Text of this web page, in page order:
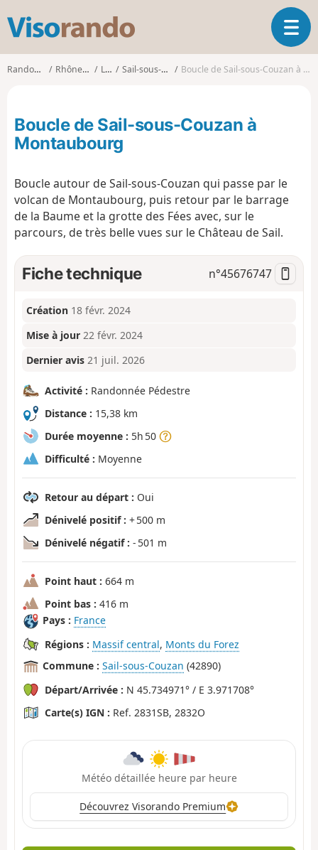
s
o
d
O
u
i
n
Randonnées Rhône-Alpes Loire Sail-sous-Couzan Boucle de Sail-sous-Couzan à Montaubourg
Boucle de Sail-sous-Couzan à
Montaubourg
Boucle autour de Sail-sous-Couzan qui passe par le
volcan de Montaubourg, puis retour par le barrage
de la Baume et la grotte des Fées avec, sur le
parcours, de très belle vues sur le Château de Sail.
Fiche technique n°45676747
Création 18 févr. 2024
Mise à jour 22 févr. 2024
Dernier avis 21 juil. 2026
Activité : Randonnée Pédestre
Distance : 15,38 km
Durée moyenne : 5h 50
Difficulté : Moyenne
Retour au départ : Oui
Dénivelé positif : + 500 m
Dénivelé négatif : - 501 m
Point haut : 664 m
Point bas : 416 m
Pays : France
Régions : Massif central, Monts du Forez
Commune : Sail-sous-Couzan (42890)
Départ/Arrivée : N 45.734971° / E 3.971708°
Carte(s) IGN : Ref. 2831SB, 2832O
Météo détaillée heure par heure
Découvrez Visorando Premium